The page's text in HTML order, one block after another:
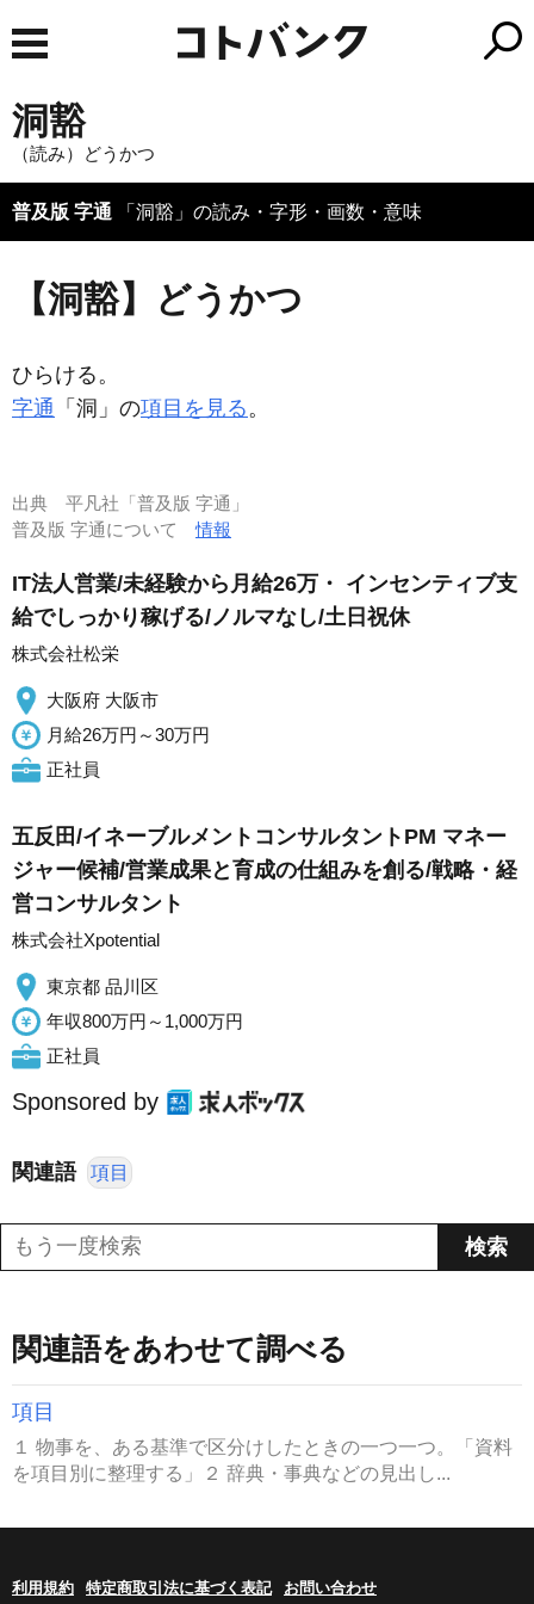
洞豁
（読み）どうかつ
普及版 字通 「洞豁」の読み・字形・画数・意味
【洞豁】どうかつ
ひらける。
字通 「洞」の項目を見る。
出典 平凡社「普及版 字通」
普及版 字通について情報
IT法人営業/未経験から月給26万・ インセンティブ支
給でしっかり稼げる/ノルマなし/土日祝休
株式会社松栄
大阪府 大阪市
月給26万円～30万円
正社員
五反田/イネーブルメントコンサルタントPM マネー
ジャー候補/営業成果と育成の仕組みを創る/戦略・経
営コンサルタント
株式会社Xpotential
東京都 品川区
年収800万円～1,000万円
正社員
Sponsored by
関連語 項目
関連語をあわせて調べる
項目
１ 物事を、ある基準で区分けしたときの一つ一つ。「資料
を項目別に整理する」２ 辞典・事典などの見出し...
利用規約 特定商取引法に基づく表記 お問い合わせ